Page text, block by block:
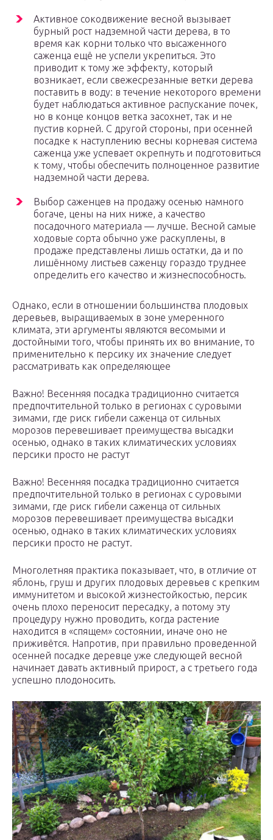
Активное сокодвижение весной вызывает
бурный рост надземной части дерева, в то
время как корни только что высаженного
саженца ещё не успели укрепиться. Это
приводит к тому же эффекту, который
возникает, если свежесрезанные ветки дерева
поставить в воду: в течение некоторого времени
будет наблюдаться активное распускание почек,
но в конце концов ветка засохнет, так и не
пустив корней. С другой стороны, при осенней
посадке к наступлению весны корневая система
саженца уже успевает окрепнуть и подготовиться
к тому, чтобы обеспечить полноценное развитие
надземной части дерева.
Выбор саженцев на продажу осенью намного
богаче, цены на них ниже, а качество
посадочного материала — лучше. Весной самые
ходовые сорта обычно уже раскуплены, в
продаже представлены лишь остатки, да и по
лишённому листьев саженцу гораздо труднее
определить его качество и жизнеспособность.
Однако, если в отношении большинства плодовых
деревьев, выращиваемых в зоне умеренного
климата, эти аргументы являются весомыми и
достойными того, чтобы принять их во внимание, то
применительно к персику их значение следует
рассматривать как определяющее
Важно! Весенняя посадка традиционно считается
предпочтительной только в регионах с суровыми
зимами, где риск гибели саженца от сильных
морозов перевешивает преимущества высадки
осенью, однако в таких климатических условиях
персики просто не растут
Важно! Весенняя посадка традиционно считается
предпочтительной только в регионах с суровыми
зимами, где риск гибели саженца от сильных
морозов перевешивает преимущества высадки
осенью, однако в таких климатических условиях
персики просто не растут.
Многолетняя практика показывает, что, в отличие от
яблонь, груш и других плодовых деревьев с крепким
иммунитетом и высокой жизнестойкостью, персик
очень плохо переносит пересадку, а потому эту
процедуру нужно проводить, когда растение
находится в «спящем» состоянии, иначе оно не
приживётся. Напротив, при правильно проведенной
осенней посадке деревце уже следующей весной
начинает давать активный прирост, а с третьего года
успешно плодоносить.